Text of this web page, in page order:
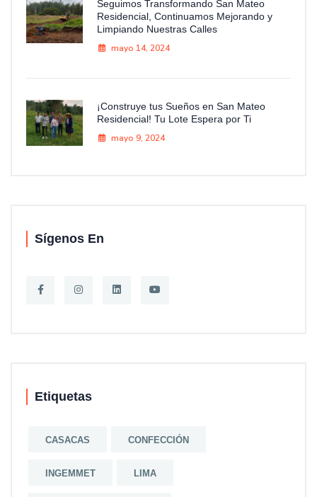
Seguimos Transformando San Mateo
Residencial, Continuamos Mejorando y
Limpiando Nuestras Calles
mayo 14, 2024
¡Construye tus Sueños en San Mateo
Residencial! Tu Lote Espera por Ti
mayo 9, 2024
Sígenos En
Etiquetas
CASACAS CONFECCIÓN
INGEMMET LIMA